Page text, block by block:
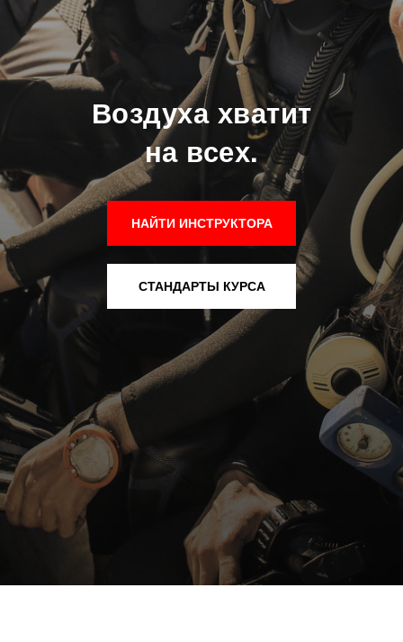
Воздуха хватит
на всех.
НАЙТИ ИНСТРУКТОРА
СТАНДАРТЫ КУРСА